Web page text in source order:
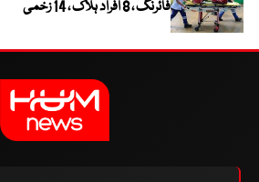
فائرنگ ، 8 افراد ہلاک ، 14 زخمی